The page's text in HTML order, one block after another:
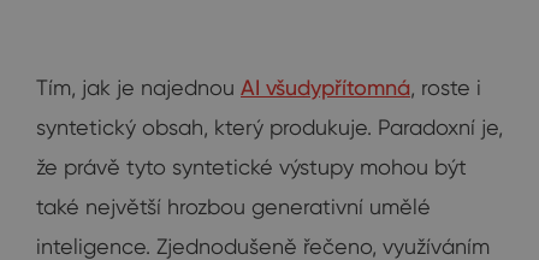
Tím, jak je najednou AI všudypřítomná, roste i
syntetický obsah, který produkuje. Paradoxní je,
že právě tyto syntetické výstupy mohou být
také největší hrozbou generativní umělé
inteligence. Zjednodušeně řečeno, využíváním